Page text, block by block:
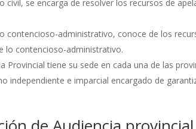
civil, se encarga de resolver los recursos de
contencioso-administrativo, conoce de los
lo contencioso-administrativo.
Provincial tiene su sede en cada una de las
independiente e imparcial encargado de